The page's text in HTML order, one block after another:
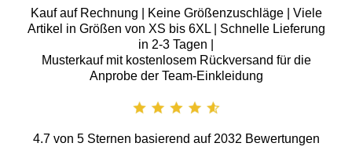
Kauf auf Rechnung | Keine Größenzuschläge | Viele
Artikel in Größen von XS bis 6XL | Schnelle Lieferung
in 2-3 Tagen |
Musterkauf mit kostenlosem Rückversand für die
Anprobe der Team-Einkleidung
4.7von 5Sternen basierend auf 2032 Bewertungen